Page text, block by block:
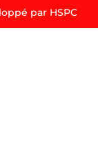
par HSPC